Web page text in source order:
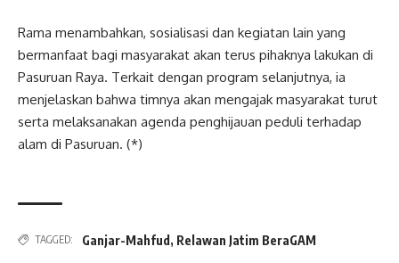
Rama menambahkan, sosialisasi dan kegiatan lain yang
bermanfaat bagi masyarakat akan terus pihaknya lakukan di
Pasuruan Raya. Terkait dengan program selanjutnya, ia
menjelaskan bahwa timnya akan mengajak masyarakat turut
serta melaksanakan agenda penghijauan peduli terhadap
alam di Pasuruan. (*)
TAGGED: Ganjar-Mahfud , Relawan Jatim BeraGAM